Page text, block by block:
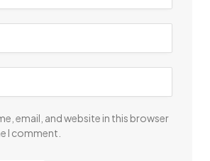
email, and website in this browser
I comment.